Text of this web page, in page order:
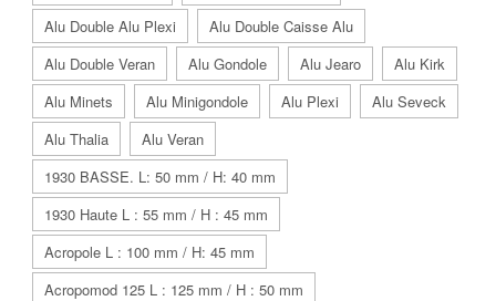
Alu Double Alu Plexi
Alu Double Caisse Alu
Alu Double Veran
Alu Gondole Alu Jearo
Alu Kirk
Alu Minets
Alu Minigondole Alu Plexi
Alu Seveck
Alu Thalia
Alu Veran
1930 BASSE. L: 50 mm / H: 40 mm
1930 Haute L : 55 mm / H : 45 mm
Acropole L : 100 mm / H: 45 mm
Acropomod 125 L : 125 mm / H : 50 mm